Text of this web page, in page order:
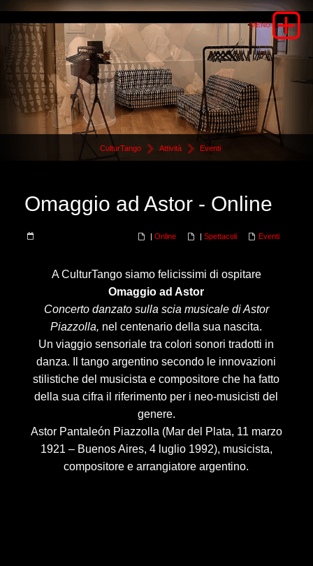
CulturTango Attività Eventi
Omaggio ad Astor - Online
Eventi
|Spettacoli
|Online
A CulturTango siamo felicissimi di ospitare
Omaggio ad Astor
Concerto danzato sulla scia musicale di Astor
Piazzolla, nel centenario della sua nascita.
Un viaggio sensoriale tra colori sonori tradotti in
danza. Il tango argentino secondo le innovazioni
stilistiche del musicista e compositore che ha fatto
della sua cifra il riferimento per i neo-musicisti del
genere.
Astor Pantaleón Piazzolla (Mar del Plata, 11 marzo
1921 – Buenos Aires, 4 luglio 1992), musicista,
compositore e arrangiatore argentino.